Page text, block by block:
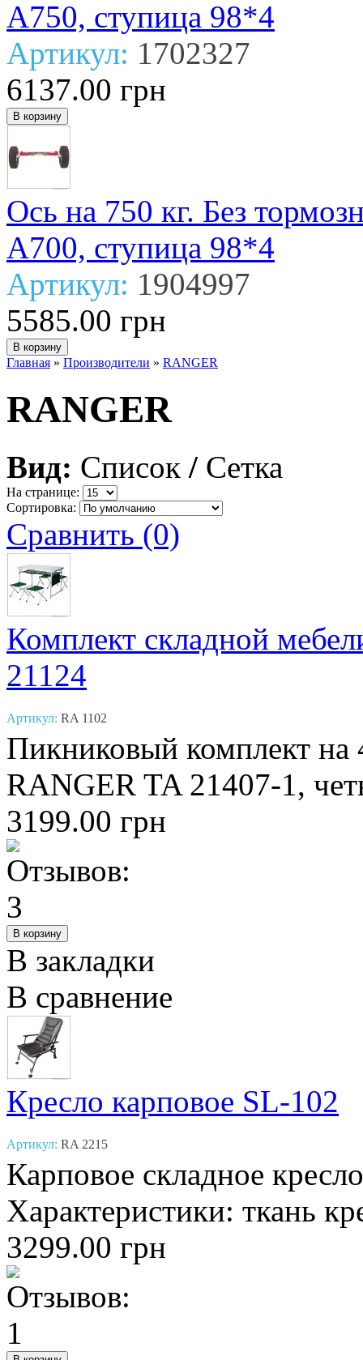
А750, ступица 98*4
Артикул: 1702327
6137.00 грн
Ось на 750 кг. Без
А700, ступица 98*4
Артикул: 1904997
5585.00 грн
Главная » Производители » RANGER
RANGER
Вид: Список / Сетка
На странице:
Сортировка:
Сравнить (0)
Комплект складной
21124
Артикул: RA 1102
Пикниковый комплект на
RANGER TA 21407-1,
3199.00 грн
В закладки
В сравнение
Кресло карповое SL-102
Артикул: RA 2215
Карповое складное
Характеристики: ткань
3299.00 грн